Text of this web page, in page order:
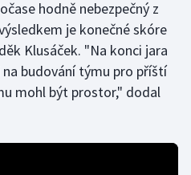
hodně nebezpečný z
je konečné skóre
Klusáček. "Na konci jara
budování týmu pro příští
mohl být prostor," dodal